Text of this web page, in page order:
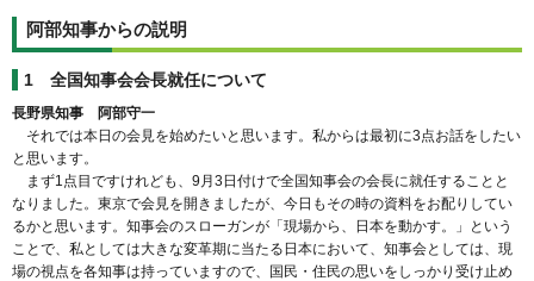
阿部知事からの説明
1 全国知事会会長就任について
長野県知事 阿部守一
それでは本日の会見を始めたいと思います。私からは最初に3点お話をしたい
と思います。
まず1点目ですけれども、9月3日付けで全国知事会の会長に就任することと
なりました。東京で会見を開きましたが、今日もその時の資料をお配りしてい
るかと思います。知事会のスローガンが「現場から、日本を動かす。」という
ことで、私としては大きな変革期に当たる日本において、知事会としては、現
場の視点を各知事は持っていますので、国民・住民の思いをしっかり受け止め